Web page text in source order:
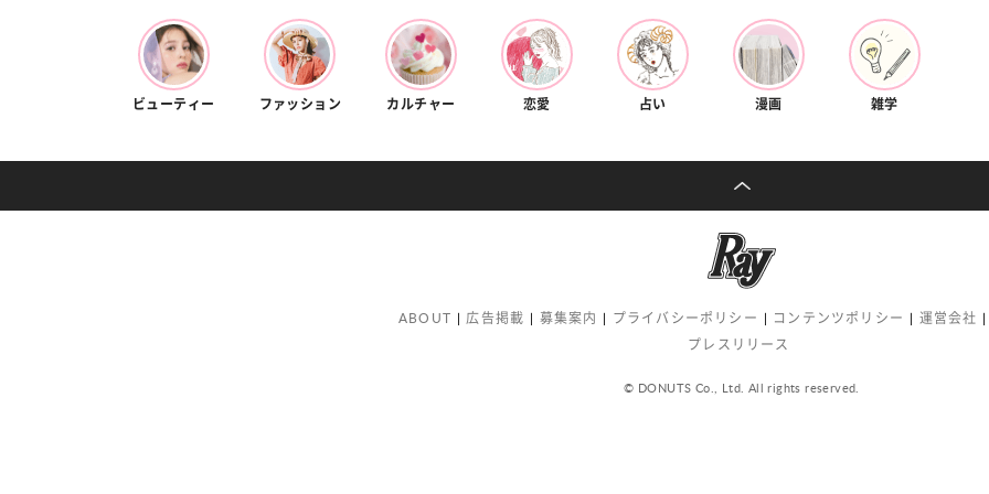
ビューティー ファッション カルチャー 恋愛 占い 漫画 雑学
ABOUT 広告掲載 募集案内 プライバシーポリシー コンテンツポリシー 運営会社
プレスリリース
© DONUTS Co., Ltd. All rights reserved.